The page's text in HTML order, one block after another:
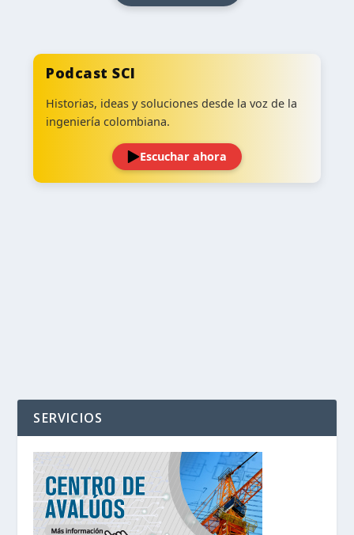
Podcast SCI
Historias, ideas y soluciones desde la voz de la
ingeniería colombiana.
Escuchar ahora
SERVICIOS